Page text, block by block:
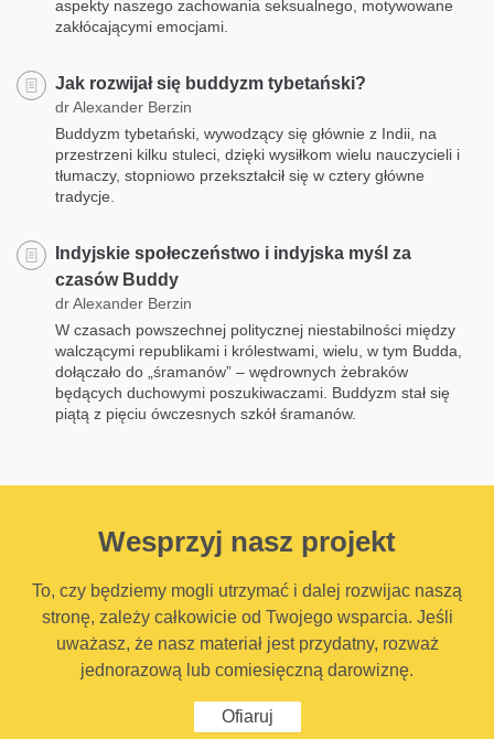
aspekty naszego zachowania seksualnego, motywowane
zakłócającymi emocjami.
Jak rozwijał się buddyzm tybetański?
dr Alexander Berzin
Buddyzm tybetański, wywodzący się głównie z Indii, na
przestrzeni kilku stuleci, dzięki wysiłkom wielu nauczycieli i
tłumaczy, stopniowo przekształcił się w cztery główne
tradycje.
Indyjskie społeczeństwo i indyjska myśl za
czasów Buddy
dr Alexander Berzin
W czasach powszechnej politycznej niestabilności między
walczącymi republikami i królestwami, wielu, w tym Budda,
dołączało do „śramanów” – wędrownych żebraków
będących duchowymi poszukiwaczami. Buddyzm stał się
piątą z pięciu ówczesnych szkół śramanów.
Wesprzyj nasz projekt
To, czy będziemy mogli utrzymać i dalej rozwijac naszą
stronę, zależy całkowicie od Twojego wsparcia. Jeśli
uważasz, że nasz materiał jest przydatny, rozważ
jednorazową lub comiesięczną darowiznę.
Ofiaruj